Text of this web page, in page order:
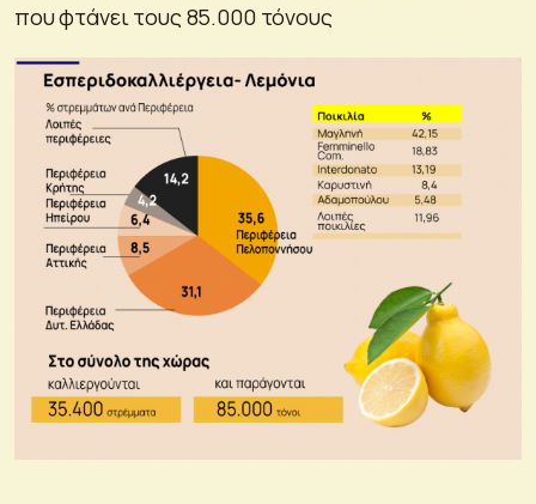
που φτάνει τους 85.000 τόνους